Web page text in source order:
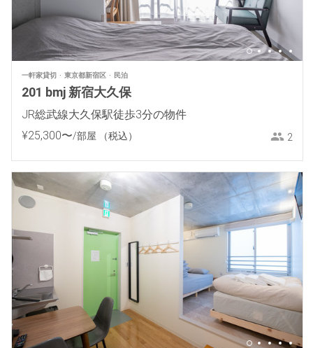
一軒家貸切 東京都新宿区 民泊
201 bmj 新宿大久保
JR総武線大久保駅徒歩3分の物件
¥25,300〜/部屋 （税込） 2